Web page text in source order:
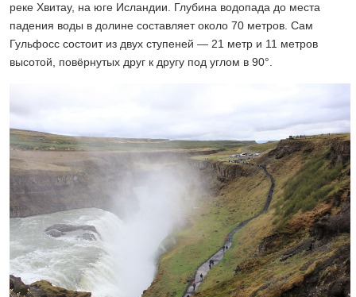
реке Хвитау, на юге Исландии. Глубина водопада до места
падения воды в долине составляет около 70 метров. Сам
Гульфосс состоит из двух ступеней — 21 метр и 11 метров
высотой, повёрнутых друг к другу под углом в 90°.